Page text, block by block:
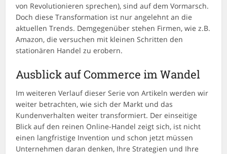
von Revolutionieren sprechen), sind auf dem Vormarsch.
Doch diese Transformation ist nur angelehnt an die
aktuellen Trends. Demgegenüber stehen Firmen, wie z.B.
Amazon, die versuchen mit kleinen Schritten den
stationären Handel zu erobern.
Ausblick auf Commerce im Wandel
Im weiteren Verlauf dieser Serie von Artikeln werden wir
weiter betrachten, wie sich der Markt und das
Kundenverhalten weiter transformiert. Der einseitige
Blick auf den reinen Online-Handel zeigt sich, ist nicht
einen langfristige Invention und schon jetzt müssen
Unternehmen daran denken, Ihre Strategien und Ihre